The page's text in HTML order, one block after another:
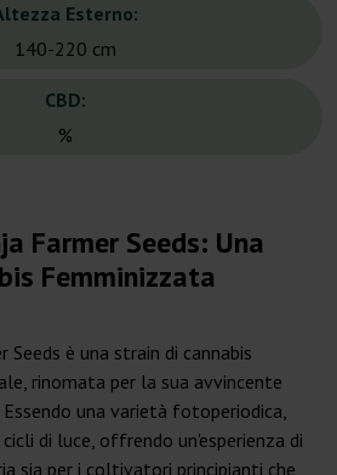
Esterno:
140-220 cm
CBD:
%
Farmer Seeds: Una
Femminizzata
Seeds è una strain di cannabis
rinomata per la sua avvincente
Essendo una varietà fotoperiodica,
di luce, offrendo un'esperienza di
sia per i coltivatori principianti che